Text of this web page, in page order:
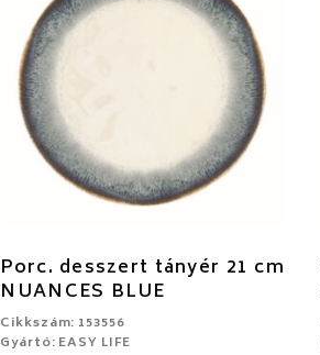
Porc. desszert tányér 21 cm
NUANCES BLUE
Cikkszám: 153556
Gyártó: EASY LIFE